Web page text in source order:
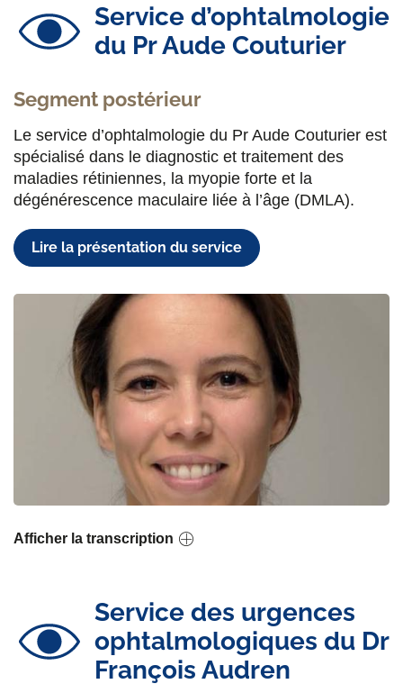
Service d’ophtalmologie
du Pr Aude Couturier
Segment postérieur
Le service d’ophtalmologie du Pr Aude Couturier est
spécialisé dans le diagnostic et traitement des
maladies rétiniennes, la myopie forte et la
dégénérescence maculaire liée à l’âge (DMLA).
Lire la présentation du service
Afficher la transcription
Service des urgences
ophtalmologiques du Dr
François Audren